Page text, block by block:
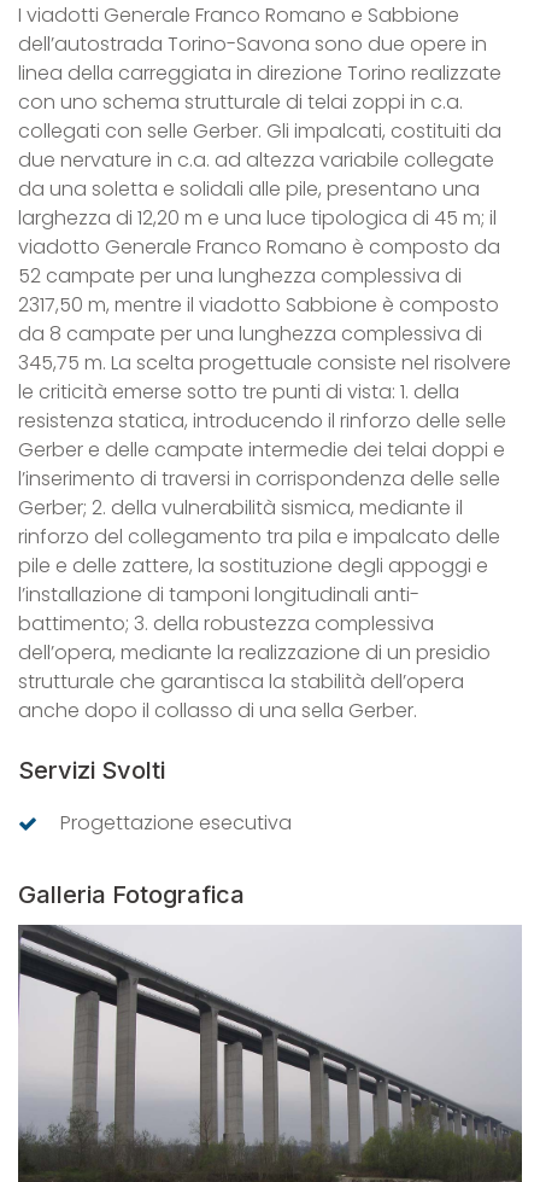
I viadotti Generale Franco Romano e Sabbione
dell’autostrada Torino-Savona sono due opere in
linea della carreggiata in direzione Torino realizzate
con uno schema strutturale di telai zoppi in c.a.
collegati con selle Gerber. Gli impalcati, costituiti da
due nervature in c.a. ad altezza variabile collegate
da una soletta e solidali alle pile, presentano una
larghezza di 12,20 m e una luce tipologica di 45 m; il
viadotto Generale Franco Romano è composto da
52 campate per una lunghezza complessiva di
2317,50 m, mentre il viadotto Sabbione è composto
da 8 campate per una lunghezza complessiva di
345,75 m. La scelta progettuale consiste nel risolvere
le criticità emerse sotto tre punti di vista: 1. della
resistenza statica, introducendo il rinforzo delle selle
Gerber e delle campate intermedie dei telai doppi e
l’inserimento di traversi in corrispondenza delle selle
Gerber; 2. della vulnerabilità sismica, mediante il
rinforzo del collegamento tra pila e impalcato delle
pile e delle zattere, la sostituzione degli appoggi e
l’installazione di tamponi longitudinali anti-
battimento; 3. della robustezza complessiva
dell’opera, mediante la realizzazione di un presidio
strutturale che garantisca la stabilità dell’opera
anche dopo il collasso di una sella Gerber.
Servizi Svolti
Progettazione esecutiva
Galleria Fotografica